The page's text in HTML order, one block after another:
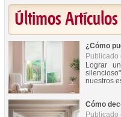
Últimos Artículos
¿Cómo
Publicado
Lograr
nuestros
Cómo
Publicado